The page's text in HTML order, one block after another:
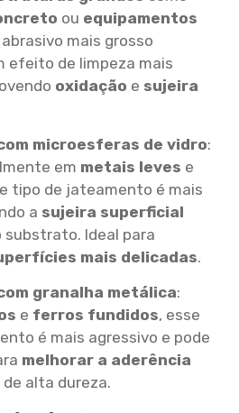
ou equipamentos
abrasivo mais grosso
efeito de limpeza mais
oxidação e sujeira
microesferas de vidro:
em metais leves e
tipo de jateamento é mais
a sujeira superficial
substrato. Ideal para
mais delicadas.
granalha metálica:
e ferros fundidos, esse
é mais agressivo e pode
melhorar a aderência
alta dureza.